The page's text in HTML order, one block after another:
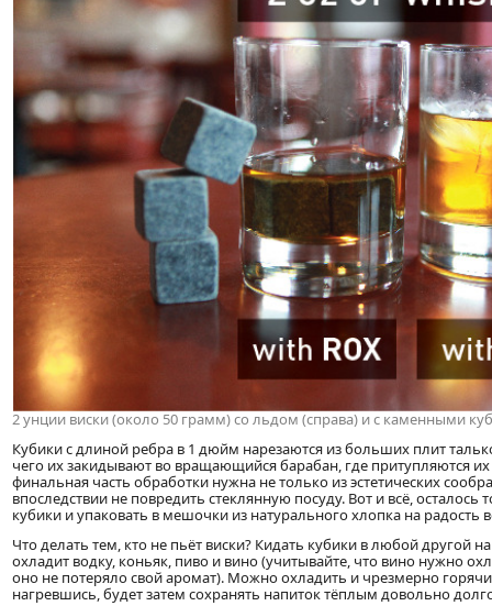
2 унции виски (около 50 грамм) со льдом (справа) и с каменными
Кубики с длиной ребра в 1 дюйм нарезаются из больших плит
чего их закидывают во вращающийся барабан, где притупляются их
финальная часть обработки нужна не только из эстетических
впоследствии не повредить стеклянную посуду. Вот и всё,
кубики и упаковать в мешочки из натурального хлопка на радость
Что делать тем, кто не пьёт виски? Кидать кубики в любой другой
охладит водку, коньяк, пиво и вино (учитывайте, что вино нужно
оно не потеряло свой аромат). Можно охладить и чрезмерно
нагревшись, будет затем сохранять напиток тёплым довольно